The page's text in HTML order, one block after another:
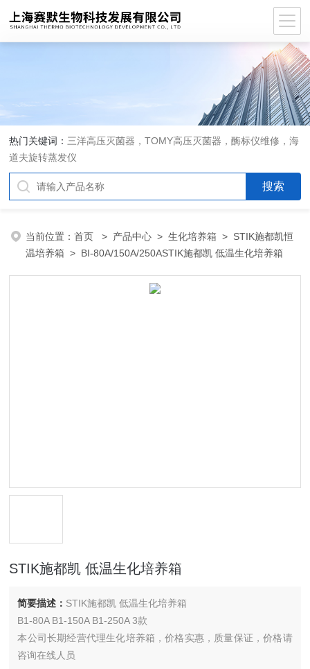
热门关键词： 三洋高压灭菌器，TOMY高压灭菌器，酶标仪维修，海
道夫旋转蒸发仪
当前位置：首页 > 产品中心 >生化培养箱 > STIK施都凯恒
温培养箱 > BI-80A/150A/250ASTIK施都凯 低温生化培养箱
STIK施都凯 低温生化培养箱
简要描述： STIK施都凯 低温生化培养箱
B1-80A B1-150A B1-250A 3款
本公司长期经营代理生化培养箱，价格实惠，质量保证，价格请
咨询在线人员